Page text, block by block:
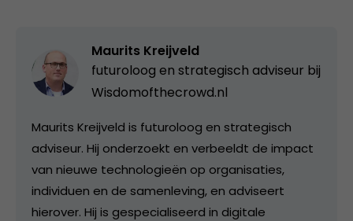
Maurits Kreijveld
futuroloog en strategisch adviseur bij
Wisdomofthecrowd.nl
Maurits Kreijveld is futuroloog en strategisch
adviseur. Hij onderzoekt en verbeeldt de impact
van nieuwe technologieën op organisaties,
individuen en de samenleving, en adviseert
hierover. Hij is gespecialiseerd in digitale